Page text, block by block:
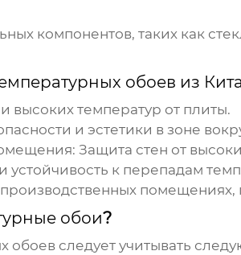
компонентов, таких как
обоев из
высоких температур от плиты.
и эстетики в зоне
Защита стен от
устойчивость к перепадам
помещениях,
обои?
обоевследует учитывать